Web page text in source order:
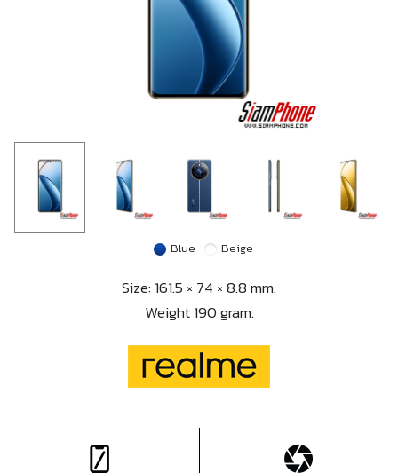
Blue Beige
Size: 161.5 × 74 × 8.8 mm.
Weight 190 gram.